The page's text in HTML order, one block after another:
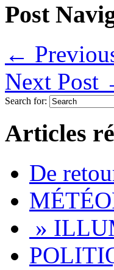
Post
←
Next Post
Search for:
Articles
De
»